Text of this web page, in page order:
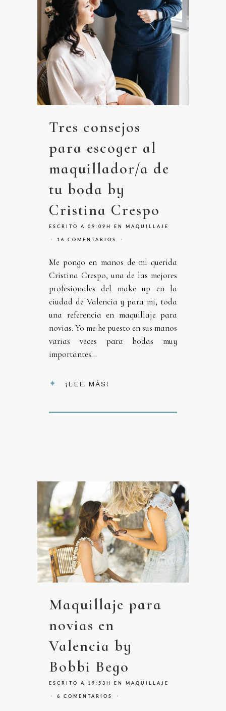
Tres consejos
para escoger al
maquillador/a de
tu boda by
Cristina Crespo
ESCRITO A 09:09H EN MAQUILLAJE
16 COMENTARIOS
Me pongo en manos de mi querida
Cristina Crespo, una de las mejores
profesionales del make up en la
ciudad de Valencia y para mi, toda
una referencia en maquillaje para
novias. Yo me he puesto en sus manos
varias veces para bodas muy
importantes...
¡LEE MÁS!
Maquillaje para
novias en
Valencia by
Bobbi Bego
ESCRITO A 19:53H EN MAQUILLAJE
6 COMENTARIOS